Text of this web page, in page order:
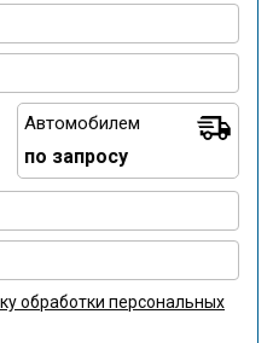
Автомобилем
по запросу
обработки персональных